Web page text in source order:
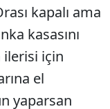
kapalı ama
kasasını
ilerisi için
el
yaparsan